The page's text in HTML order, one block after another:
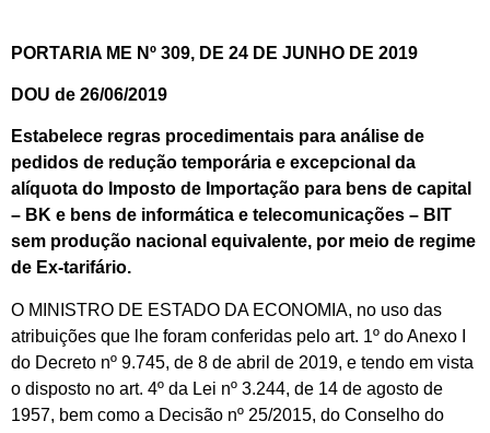
PORTARIA ME Nº 309, DE 24 DE JUNHO DE 2019
DOU de 26/06/2019
Estabelece regras procedimentais para análise de
pedidos de redução temporária e excepcional da
alíquota do Imposto de Importação para bens de capital
– BK e bens de informática e telecomunicações – BIT
sem produção nacional equivalente, por meio de regime
de Ex-tarifário.
O MINISTRO DE ESTADO DA ECONOMIA, no uso das
atribuições que lhe foram conferidas pelo art. 1º do Anexo I
do Decreto nº 9.745, de 8 de abril de 2019, e tendo em vista
o disposto no art. 4º da Lei nº 3.244, de 14 de agosto de
1957, bem como a Decisão nº 25/2015, do Conselho do